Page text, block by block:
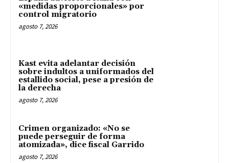
«medidas proporcionales» por
control migratorio
agosto 7, 2026
Kast evita adelantar decisión
sobre indultos a uniformados del
estallido social, pese a presión de
la derecha
agosto 7, 2026
Crimen organizado: «No se
puede perseguir de forma
atomizada», dice fiscal Garrido
agosto 7, 2026